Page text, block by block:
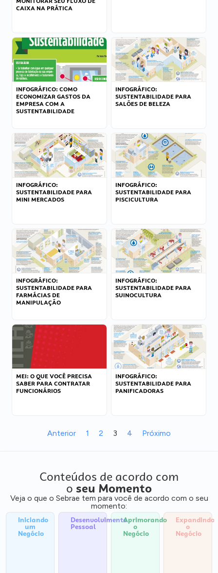
CAIXA NA PRÁTICA
INFOGRÁFICO: COMO
ECONOMIZAR GASTOS DA
EMPRESA COM A
SUSTENTABILIDADE
INFOGRÁFICO:
SUSTENTABILIDADE PARA
SALÕES DE BELEZA
INFOGRÁFICO:
SUSTENTABILIDADE PARA
MINI MERCADOS
INFOGRÁFICO:
SUSTENTABILIDADE PARA
PISCICULTURA
INFOGRÁFICO:
SUSTENTABILIDADE PARA
FARMÁCIAS DE
MANIPULAÇÃO
INFOGRÁFICO:
SUSTENTABILIDADE PARA
SUINOCULTURA
MEI: O QUE VOCÊ PRECISA
SABER PARA CONTRATAR
FUNCIONÁRIOS
INFOGRÁFICO:
SUSTENTABILIDADE PARA
PANIFICADORAS
Anterior 1 2 3 4 Próximo
Conteúdos de acordo com
o seu Momento
Veja o que o Sebrae tem para você de acordo com o seu
momento:
Iniciando
um
Negócio
Desenvolvimento
Pessoal
Aprimorando
o
Negócio
Expandindo
o
Negócio